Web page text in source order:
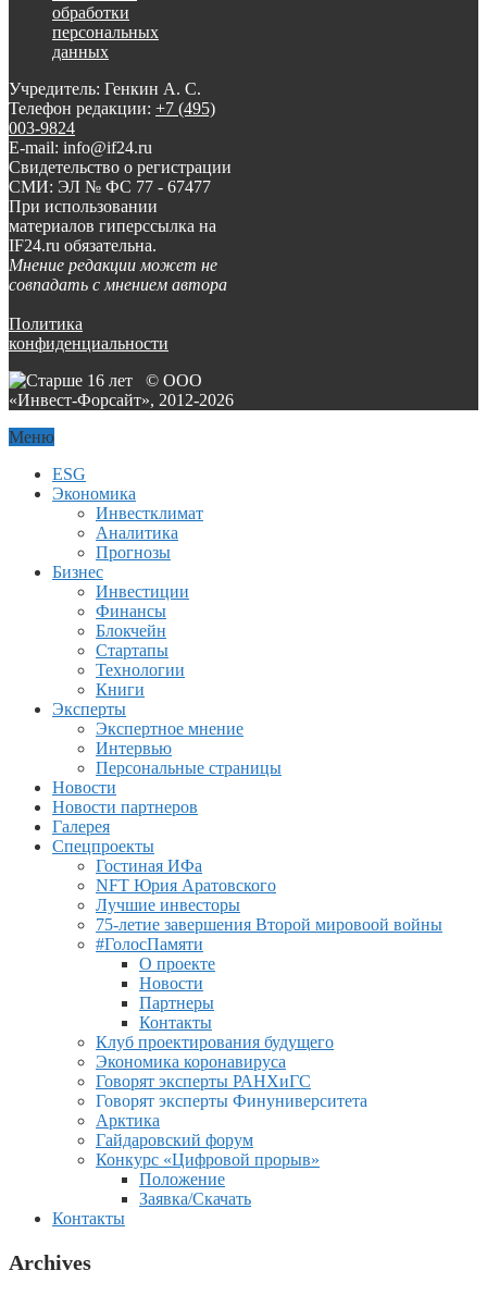
обработки
персональных
данных
Учредитель: Генкин А. С.
Телефон редакции: +7 (495)
003-9824
E-mail: info@if24.ru
Свидетельство о регистрации
СМИ: ЭЛ № ФС 77 - 67477
При использовании
материалов гиперссылка на
IF24.ru обязательна.
Мнение редакции может не
совпадать с мнением автора
Политика
конфиденциальности
© ООО
«Инвест-Форсайт», 2012-2026
Меню
ESG
Экономика
Инвестклимат
Аналитика
Прогнозы
Бизнес
Инвестиции
Финансы
Блокчейн
Стартапы
Технологии
Книги
Эксперты
Экспертное мнение
Интервью
Персональные страницы
Новости
Новости партнеров
Галерея
Спецпроекты
Гостиная ИФа
NFT Юрия Аратовского
Лучшие инвесторы
75-летие завершения Второй мировоой войны
#ГолосПамяти
О проекте
Новости
Партнеры
Контакты
Клуб проектирования будущего
Экономика коронавируса
Говорят эксперты РАНХиГС
Говорят эксперты Финуниверситета
Арктика
Гайдаровский форум
Конкурс «Цифровой прорыв»
Положение
Заявка/Скачать
Контакты
Archives